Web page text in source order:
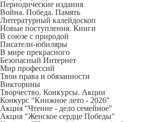
Периодические издания
Война. Победа. Память
Литературный калейдоскоп
Новые поступления. Книги
В союзе с природой
Писатели-юбиляры
В мире прекрасного
Безопасный Интернет
Мир профессий
Твои права и обязанности
Викторины
Творчество. Конкурсы. Акции
Конкурс "Книжное лето - 2026"
Акция "Чтение - дело семейное"
Акция "Женское сердце Победы"